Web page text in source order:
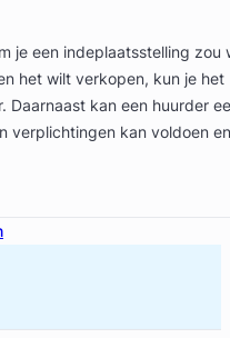
je een indeplaatsstelling zou
het wilt verkopen, kun je
Daarnaast kan een huurder
verplichtingen kan voldoen